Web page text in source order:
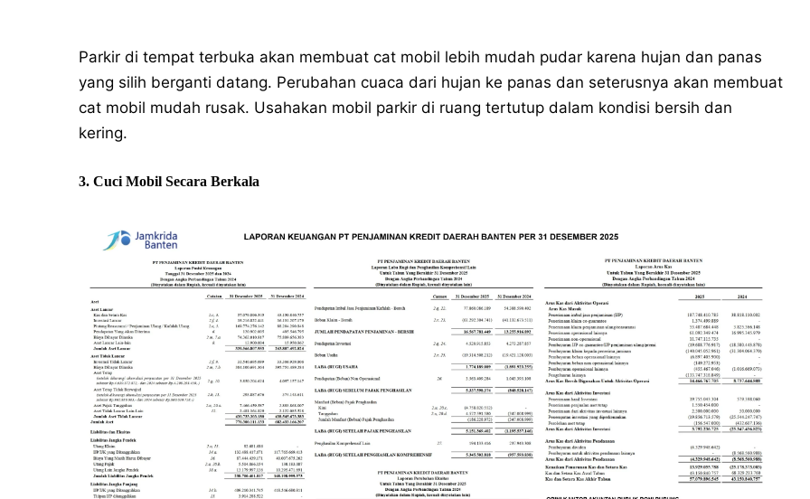
Parkir di tempat terbuka akan membuat cat mobil lebih mudah pudar karena hujan dan panas
yang silih berganti datang. Perubahan cuaca dari hujan ke panas dan seterusnya akan membuat
cat mobil mudah rusak. Usahakan mobil parkir di ruang tertutup dalam kondisi bersih dan
kering.
3. Cuci Mobil Secara Berkala